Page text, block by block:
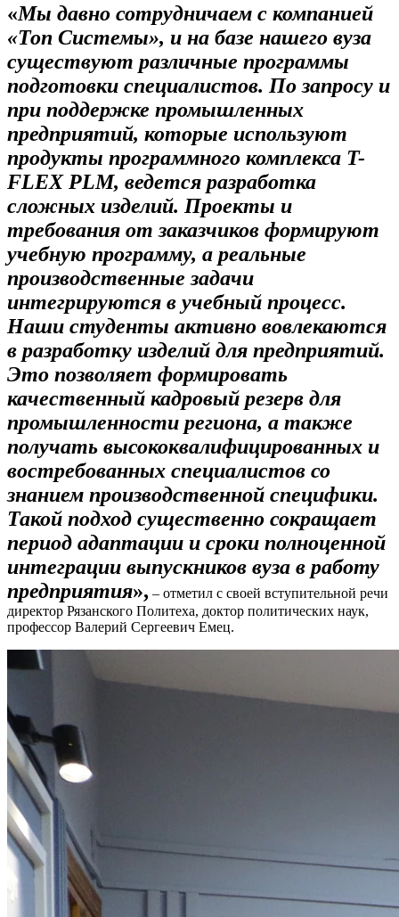
«Мы давно сотрудничаем с компанией
«Топ Системы», и на базе нашего вуза
существуют различные программы
подготовки специалистов. По запросу и
при поддержке промышленных
предприятий, которые используют
продукты программного комплекса T-
FLEX PLM, ведется разработка
сложных изделий. Проекты и
требования от заказчиков формируют
учебную программу, а реальные
производственные задачи
интегрируются в учебный процесс.
Наши студенты активно вовлекаются
в разработку изделий для предприятий.
Это позволяет формировать
качественный кадровый резерв для
промышленности региона, а также
получать высококвалифицированных и
востребованных специалистов со
знанием производственной специфики.
Такой подход существенно сокращает
период адаптации и сроки полноценной
интеграции выпускников вуза в работу
предприятия», – отметил с своей вступительной речи
директор Рязанского Политеха, доктор политических наук,
профессор Валерий Сергеевич Емец.